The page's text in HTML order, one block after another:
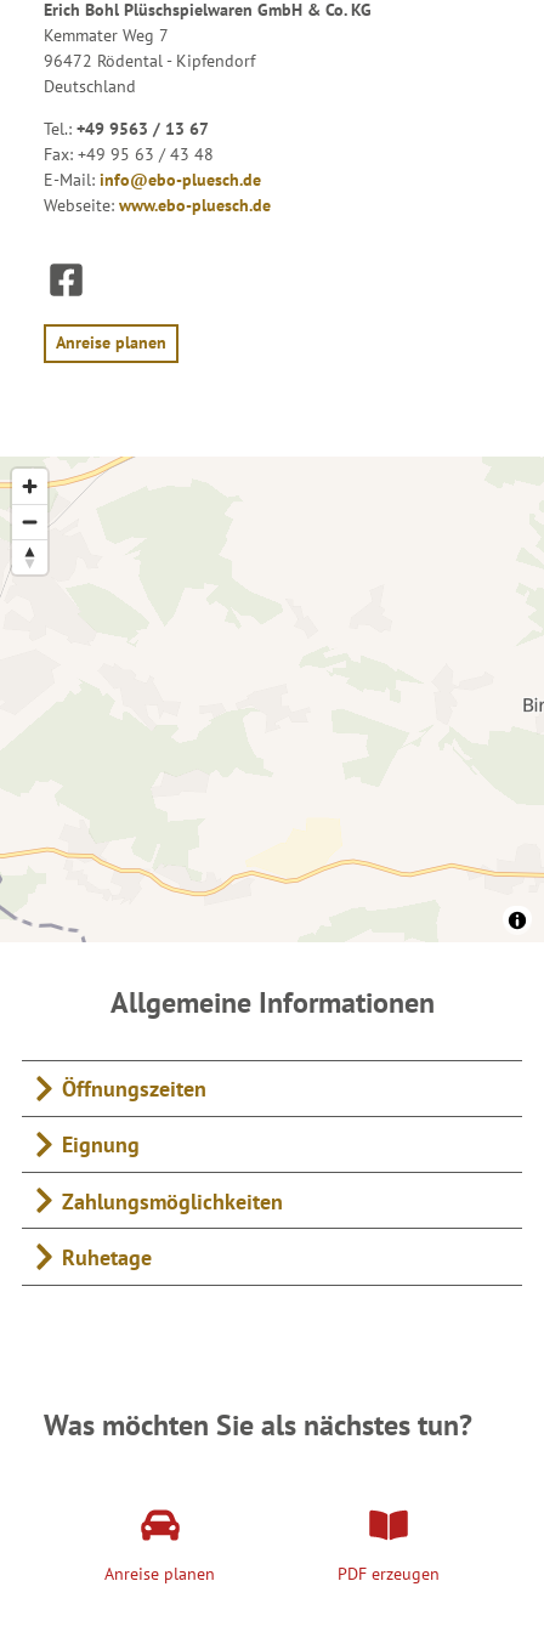
Erich Bohl Plüschspielwaren GmbH & Co. KG
Kemmater Weg 7
96472 Rödental - Kipfendorf
Deutschland
Tel.: +49 9563 / 13 67
Fax: +49 95 63 / 43 48
E-Mail: info@ebo-pluesch.de
Webseite: www.ebo-pluesch.de
F
a
c
e
b
Anreise planen
Allgemeine Informationen
Öffnungszeiten
Eignung
Zahlungsmöglichkeiten
Ruhetage
Was möchten Sie als nächstes tun?
Anreise planen PDF erzeugen